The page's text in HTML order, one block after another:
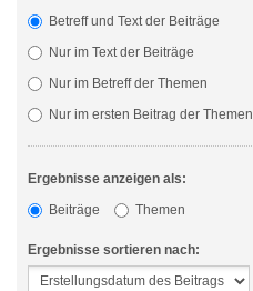
Betreff und Text der Beiträge
Nur im Text der Beiträge
Nur im Betreff der Themen
Nur im ersten Beitrag der Themen
Ergebnisse anzeigen als:
Beiträge
Themen
Ergebnisse sortieren nach: